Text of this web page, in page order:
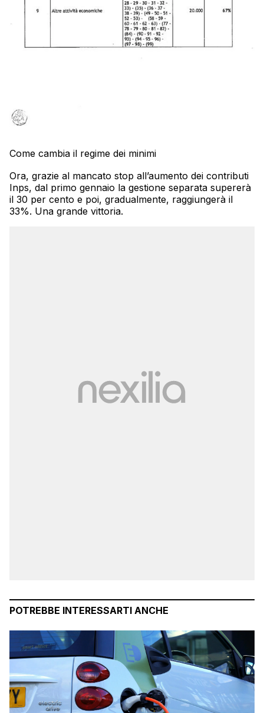
Come cambia il regime dei minimi
Ora, grazie al mancato stop all’aumento dei contributi
Inps, dal primo gennaio la gestione separata supererà
il 30 per cento e poi, gradualmente, raggiungerà il
33%. Una grande vittoria.
POTREBBE INTERESSARTI ANCHE